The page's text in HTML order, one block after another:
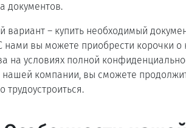
документов.
вариант – купить необходимый
нами вы можете приобрести корочки
на условиях полной
нашей компании, вы сможете
трудоустроиться.